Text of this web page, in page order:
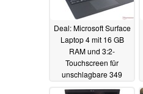
Deal: Microsoft Surface
Laptop 4 mit 16 GB
RAM und 3:2-
Touchscreen für
unschlagbare 349